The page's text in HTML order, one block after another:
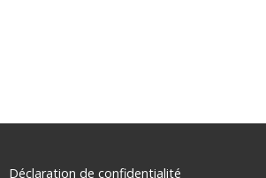
Déclaration de confidentialité